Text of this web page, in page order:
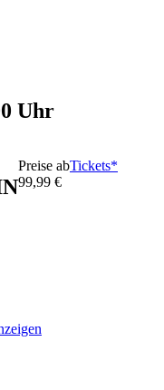
Uhr
Preise ab
99,99 €
Tickets*